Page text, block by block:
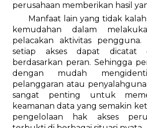
perusahaan memberikan hasil
Manfaat lain yang tidak
kemudahan dalam
pelacakan aktivitas pengguna.
setiap akses dapat dicatat
berdasarkan peran. Sehingga
dengan mudah
pelanggaran atau
sangat penting untuk
keamanan data yang semakin
pengelolaan hak akses